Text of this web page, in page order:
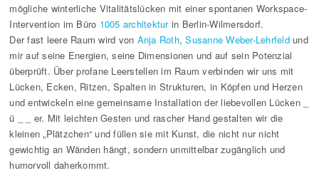
mögliche winterliche Vitalitätslücken mit einer spontanen Workspace-
Intervention im Büro 1005 architekturin Berlin-Wilmersdorf.
Der fast leere Raum wird von Anja Roth,Susanne Weber-Lehrfeldund
mir auf seine Energien, seine Dimensionen und auf sein Potenzial
überprüft. Über profane Leerstellen im Raum verbinden wir uns mit
Lücken, Ecken, Ritzen, Spalten in Strukturen, in Köpfen und Herzen
und entwickeln eine gemeinsame Installation der liebevollen Lücken _
ü _ _ er. Mit leichten Gesten und rascher Hand gestalten wir die
kleinen „Plätzchen“ und füllen sie mit Kunst, die nicht nur nicht
gewichtig an Wänden hängt, sondern unmittelbar zugänglich und
humorvoll daherkommt.